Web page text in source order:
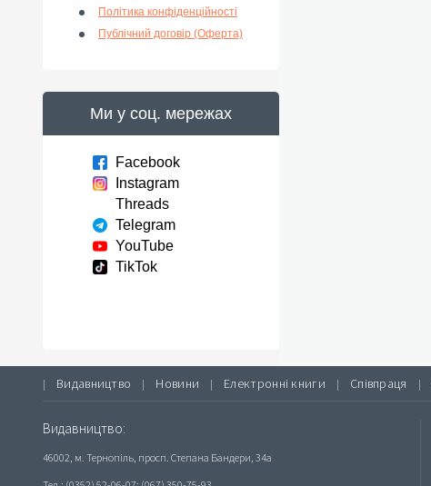
Політика конфіденційності
Публічний договір (Оферта)
Ми у соц. мережах
Facebook
Instagram
Threads
Telegram
YouTube
TikTok
| Видавництво | Новини | Електронні книги | Співпраця |
Видавництво:
46002, м. Тернопіль, просп. Степана Бандери, 34а